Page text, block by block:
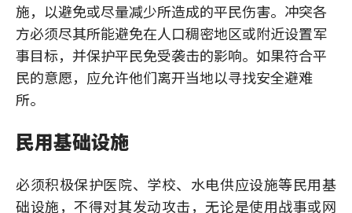
施，以避免或尽量减少所造成的平民伤害。冲突各
方必须尽其所能避免在人口稠密地区或附近设置军
事目标，并保护平民免受袭击的影响。如果符合平
民的意愿，应允许他们离开当地以寻找安全避难
所。
民用基础设施
必须积极保护医院、学校、水电供应设施等民用基
础设施，不得对其发动攻击，无论是使用战事或网